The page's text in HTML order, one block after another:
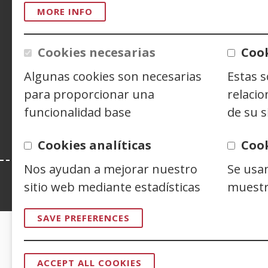
MORE INFO
Cookies necesarias
Algunas cookies son necesarias
para proporcionar una
funcionalidad base
Estas
de su
Cookies analíticas
Nos ayudan a mejorar nuestro
sitio web mediante estadísticas
Se
SAVE PREFERENCES
ACCEPT ALL COOKIES
ACCESIBILIDAD
CONTACTO
Siguenos en: Facebook
(Open
Twitter
(Open
window)
in
a
Esta web se ajusta a lo establecido en